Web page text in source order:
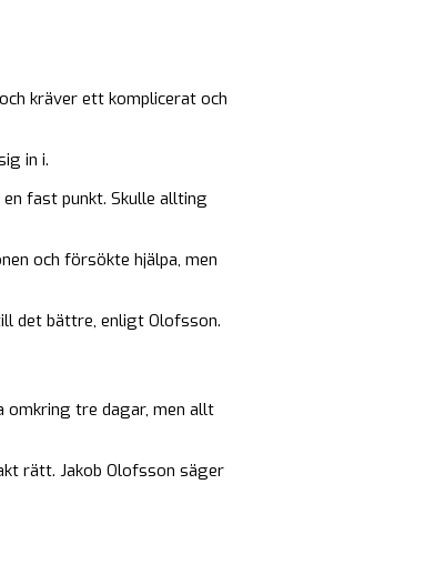
kräver ett komplicerat och
in i.
fast punkt. Skulle allting
och försökte hjälpa, men
det bättre, enligt Olofsson.
omkring tre dagar, men allt
rätt. Jakob Olofsson säger